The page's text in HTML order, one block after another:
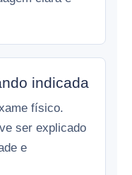
indicada
físico.
ser explicado
e